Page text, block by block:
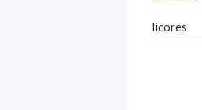
licores